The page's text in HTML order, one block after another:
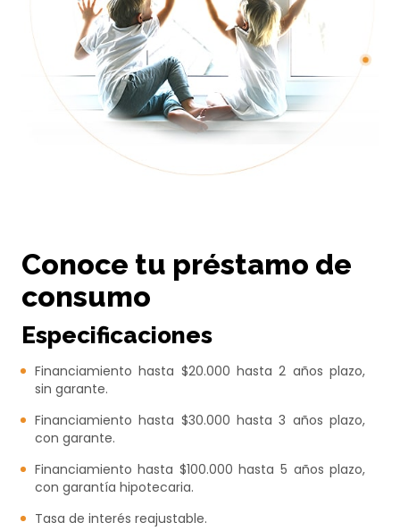
Conoce tu préstamo de
consumo
Especificaciones
Financiamiento hasta $20.000 hasta 2 años plazo,
sin garante.
Financiamiento hasta $30.000 hasta 3 años plazo,
con garante.
Financiamiento hasta $100.000 hasta 5 años plazo,
con garantía hipotecaria.
Tasa de interés reajustable.